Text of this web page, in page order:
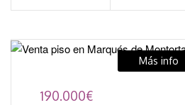
Más info
190.000€